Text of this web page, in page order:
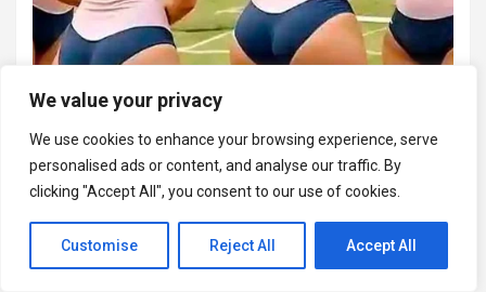
We value your privacy
We use cookies to enhance your browsing experience, serve
personalised ads or content, and analyse our traffic. By
clicking "Accept All", you consent to our use of cookies.
Customise Reject All Accept All